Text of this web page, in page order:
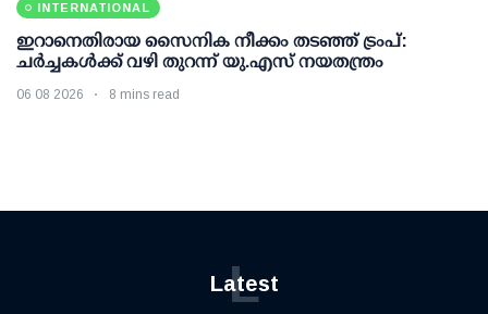
INTERNATIONAL
ഇറാനെതിരായ സൈനിക നീക്കം തടഞ്ഞ് ട്രംപ്:
ചര്‍ച്ചകള്‍ക്ക് വഴി തുറന്ന് യു.എസ് നയതന്ത്രം
06 08 2026 8 mins read
Latest
L